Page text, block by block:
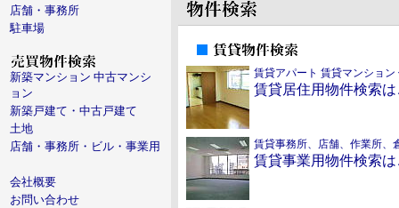
店舗・事務所
駐車場
新築マンション 中古マンシ
ョン
新築戸建て・中古戸建て
土地
店舗・事務所・ビル・事業用
会社概要
お問い合わせ
賃貸アパート 賃貸マンション
賃貸居住用物件検索
賃貸事務所、店舗、作業所、
賃貸事業用物件検索